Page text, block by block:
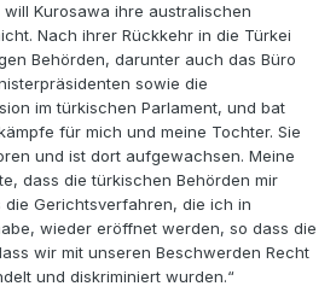
Kurosawa ihre australischen
Nach ihrer Rückkehr in die Türkei
Behörden, darunter auch das Büro
sowie die
im türkischen Parlament, und bat
für mich und meine Tochter. Sie
und ist dort aufgewachsen. Meine
dass die türkischen Behörden mir
Gerichtsverfahren, die ich in
wieder eröffnet werden, so dass die
wir mit unseren Beschwerden Recht
und diskriminiert wurden.“